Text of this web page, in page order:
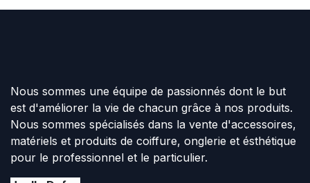
Nous sommes une équipe de passionnés dont le but
est d'améliorer la vie de chacun grâce à nos produits.
Nous sommes spécialisés dans la vente d'accessoires,
matériels et produits de coiffure, onglerie et ésthétique
pour le professionnel et le particulier.